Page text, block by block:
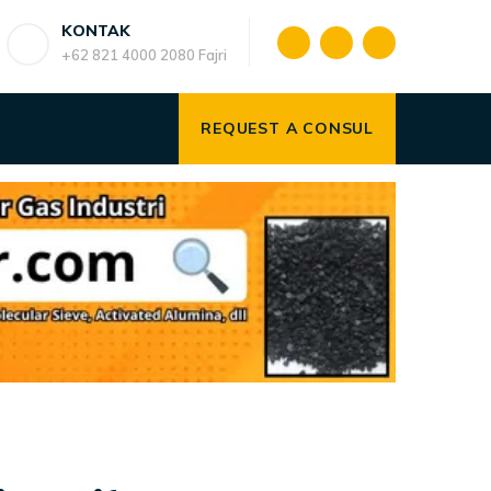
KONTAK
+62 821 4000 2080 Fajri
REQUEST A CONSUL